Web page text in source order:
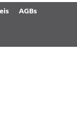
AGBs